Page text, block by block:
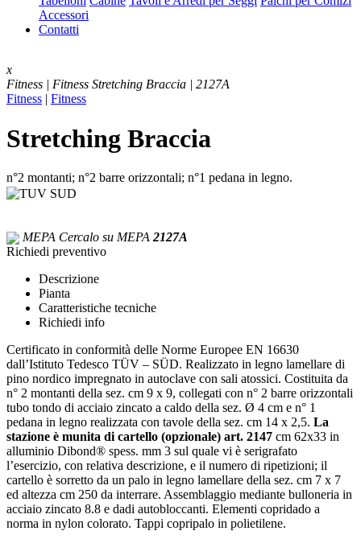
Accessori
Contatti
x
Fitness | Fitness Stretching Braccia | 2127A
Fitness | Fitness
Stretching Braccia
n°2 montanti; n°2 barre orizzontali; n°1 pedana in legno.
MEPA Cercalo su MEPA 2127A
Richiedi preventivo
Descrizione
Pianta
Caratteristiche tecniche
Richiedi info
Certificato in conformità delle Norme Europee EN 16630
dall’Istituto Tedesco TÜV – SÜD. Realizzato in legno lamellare di
pino nordico impregnato in autoclave con sali atossici. Costituita da
n° 2 montanti della sez. cm 9 x 9, collegati con n° 2 barre orizzontali
tubo tondo di acciaio zincato a caldo della sez. Ø 4 cm e n° 1
pedana in legno realizzata con tavole della sez. cm 14 x 2,5. La
stazione è munita di cartello (opzionale) art. 2147 cm 62x33 in
alluminio Dibond® spess. mm 3 sul quale vi è serigrafato
l’esercizio, con relativa descrizione, e il numero di ripetizioni; il
cartello è sorretto da un palo in legno lamellare della sez. cm 7 x 7
ed altezza cm 250 da interrare. Assemblaggio mediante bulloneria in
acciaio zincato 8.8 e dadi autobloccanti. Elementi copridado a
norma in nylon colorato. Tappi copripalo in polietilene.